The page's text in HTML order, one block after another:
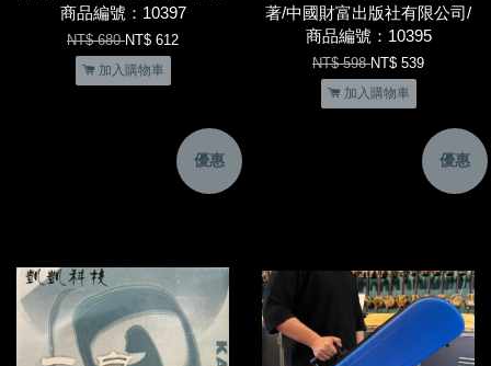
商品編號：10397
NT$ 680NT$ 612
加入購物車
著/中國財富出版社有限公司/
商品編號：10395
NT$ 598NT$ 539
加入購物車
優惠 優惠